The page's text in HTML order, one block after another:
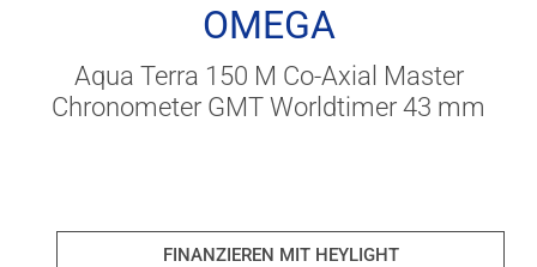
OMEGA
Aqua Terra 150 M Co-Axial Master
Chronometer GMT Worldtimer 43 mm
FINANZIEREN MIT HEYLIGHT